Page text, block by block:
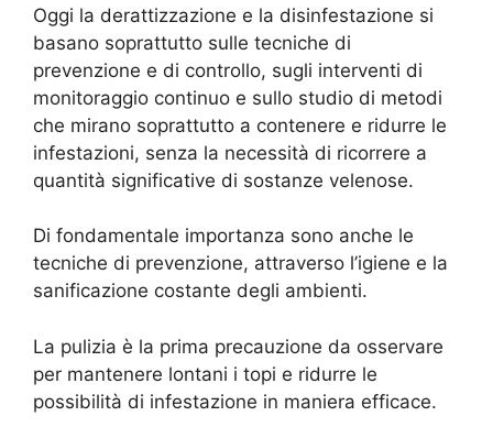
Oggi la derattizzazione e la disinfestazione si
basano soprattutto sulle tecniche di
prevenzione e di controllo, sugli interventi di
monitoraggio continuo e sullo studio di metodi
che mirano soprattutto a contenere e ridurre le
infestazioni, senza la necessità di ricorrere a
quantità significative di sostanze velenose.
Di fondamentale importanza sono anche le
tecniche di prevenzione, attraverso l’igiene e la
sanificazione costante degli ambienti.
La pulizia è la prima precauzione da osservare
per mantenere lontani i topi e ridurre le
possibilità di infestazione in maniera efficace.